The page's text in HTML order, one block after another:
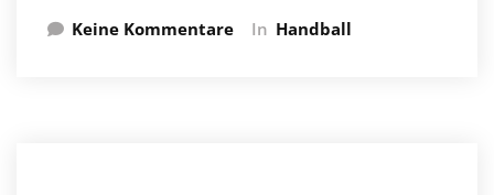
Keine Kommentare In Handball